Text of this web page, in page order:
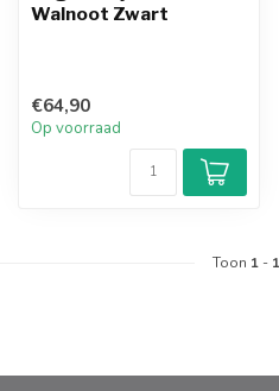
Walnoot Zwart
€64,90
Op voorraad
Toon 1 - 1